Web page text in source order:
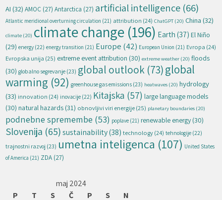
AI (32) AMOC (27) Antarctica (27) artificial intelligence (66)
Atlantic meridional overturning circulation (21) attribution (24) ChatGPT (20) China (32)
climate (20) climate change (196) Earth (37) El Niño
(29) energy (22) energy transition (21) Europe (42) European Union (21) Evropa (24)
Evropska unija (25) extreme event attribution (30) extreme weather (20) floods
(30) globalno segrevanje (23) global outlook (73)global
warming (92) greenhouse gas emissions (23) heatwaves (20) hydrology
(33) innovation (24) inovacije (22) Kitajska (57) large language models
(30) natural hazards (31) obnovljivi viri energije(25) planetary boundaries (20)
podnebne spremembe (53) poplave (21) renewable energy (30)
Slovenija (65) sustainability(38) technology(24) tehnologije (22)
trajnostni razvoj (23) umetna inteligenca (107) United States
of America (21) ZDA (27)
maj 2024
P
T S Č P S N